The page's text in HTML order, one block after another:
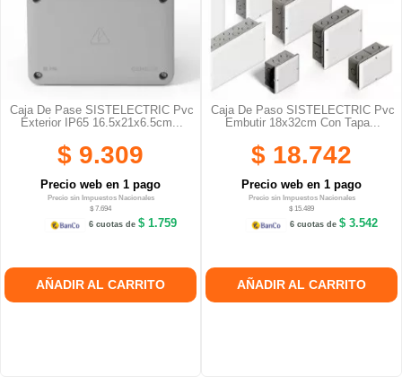
Caja De Pase SISTELECTRIC Pvc
Exterior IP65 16.5x21x6.5cm...
$ 9.309
Precio web en 1 pago
Precio sin Impuestos Nacionales
$ 7.694
6 cuotas de $ 1.759
AÑADIR AL CARRITO
Caja De Paso SISTELECTRIC Pvc
Embutir 18x32cm Con Tapa...
$ 18.742
Precio web en 1 pago
Precio sin Impuestos Nacionales
$ 15.489
6 cuotas de $ 3.542
AÑADIR AL CARRITO